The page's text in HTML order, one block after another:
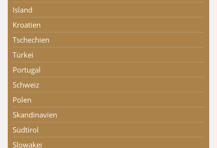
Island
Kroatien
Tschechien
Türkei
Portugal
Schweiz
Polen
Skandinavien
Südtirol
Slowakei